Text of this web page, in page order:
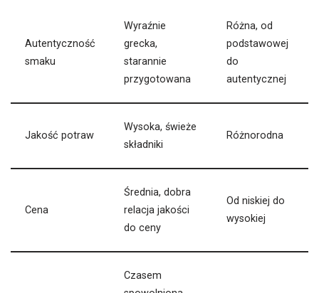
Autentyczność
smaku
Wyraźnie
grecka,
starannie
przygotowana
Różna, od
podstawowej
do
autentycznej
Jakość potraw
Wysoka, świeże
składniki
Różnorodna
Cena
Średnia, dobra
relacja jakości
do ceny
Od niskiej do
wysokiej
Czasem